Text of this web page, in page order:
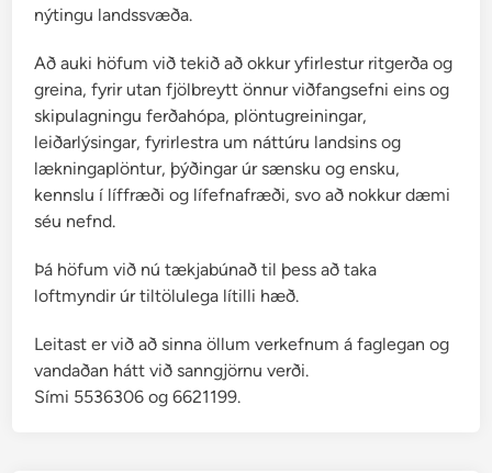
nýtingu landssvæða.
Að auki höfum við tekið að okkur yfirlestur ritgerða og
greina, fyrir utan fjölbreytt önnur viðfangsefni eins og
skipulagningu ferðahópa, plöntugreiningar,
leiðarlýsingar, fyrirlestra um náttúru landsins og
lækningaplöntur, þýðingar úr sænsku og ensku,
kennslu í líffræði og lífefnafræði, svo að nokkur dæmi
séu nefnd.
Þá höfum við nú tækjabúnað til þess að taka
loftmyndir úr tiltölulega lítilli hæð.
Leitast er við að sinna öllum verkefnum á faglegan og
vandaðan hátt við sanngjörnu verði.
Sími 5536306 og 6621199.